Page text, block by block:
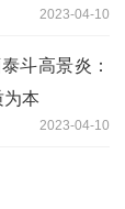
2023-04-10
斗高景炎：
为本
2023-04-10